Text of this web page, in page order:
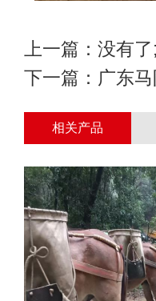
上一篇：没有了;
下一篇： 广东
相关产品